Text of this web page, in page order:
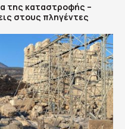
της καταστροφής –
στους πληγέντες